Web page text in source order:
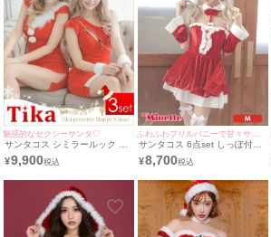
魅惑的なセクシーサンタ♡
サンタコス シミラールック セ
クシー サンタ ドレス(S～XL)
(りせり、聖菜着用)
¥9,900
サンタコス 6点set しっぽ付き
ハートリボンバニーガール サ
ンタ コスプレ [ワンピース+チ
ムウォーマー＋インナースカー
ト＋しっぽ] (M)(ぴょな着用)
¥8,700